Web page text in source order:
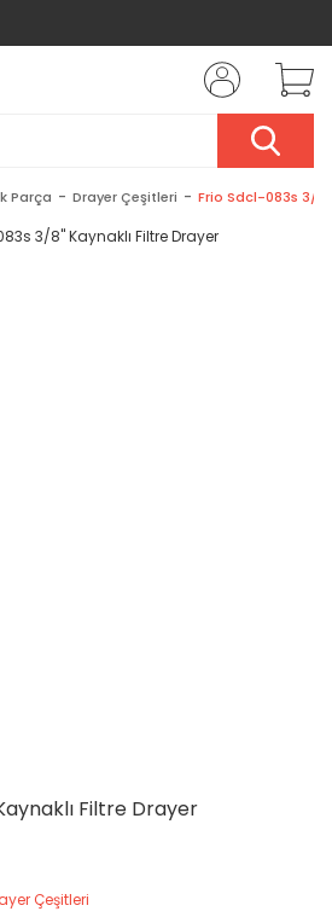
Parça Drayer Çeşitleri Frio Sdcl-083s 3/
Filtre Drayer
Çeşitleri